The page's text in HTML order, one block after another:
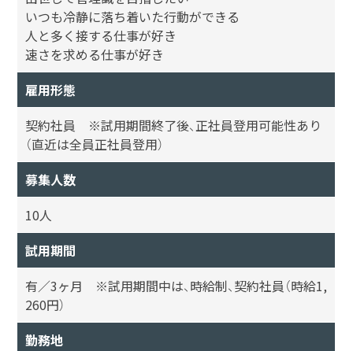
いつも冷静に落ち着いた行動ができる
人と多く接する仕事が好き
速さを求める仕事が好き
雇用形態
契約社員 ※試用期間終了後、正社員登用可能性あり
（直近は全員正社員登用）
募集人数
10人
試用期間
有／3ヶ月 ※試用期間中は、時給制、契約社員（時給1,
260円）
勤務地